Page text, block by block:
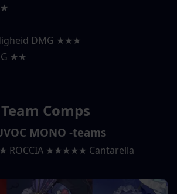
DMG ★★★
★★
Comps
MONO -teams
ROCCIA ★★★★★ Cantarella